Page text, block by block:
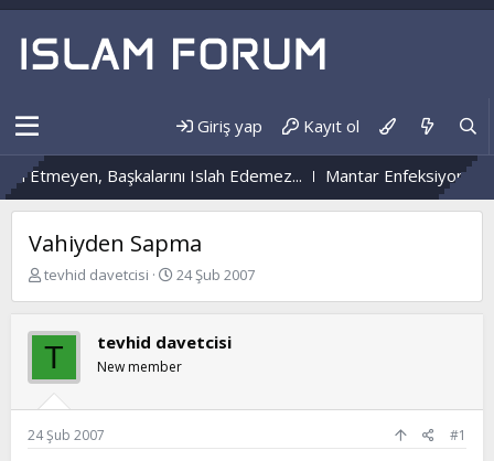
Giriş yap Kayıt ol
Başkalarını Islah Edemez... Mantar Enfeksiyonu Nedir?
Vahiyden Sapma
K
b
u
u
b
a
tevhid davetcisi
B
a
n
ı
24 Şub 2007
T tevhid davetcisi
New member
24 Şub 2007 #1